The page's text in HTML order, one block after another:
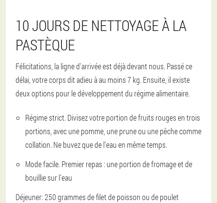
10 JOURS DE NETTOYAGE À LA
PASTÈQUE
Félicitations, la ligne d'arrivée est déjà devant nous. Passé ce
délai, votre corps dit adieu à au moins 7 kg. Ensuite, il existe
deux options pour le développement du régime alimentaire.
Régime strict. Divisez votre portion de fruits rouges en trois
portions, avec une pomme, une prune ou une pêche comme
collation. Ne buvez que de l'eau en même temps.
Mode facile. Premier repas : une portion de fromage et de
bouillie sur l'eau
Déjeuner: 250 grammes de filet de poisson ou de poulet